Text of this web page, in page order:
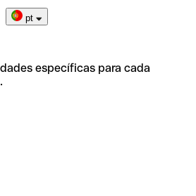
pt
específicas para cada